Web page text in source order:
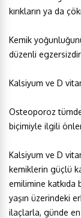
kırıkların ya da
Kemik
düzenli
Kalsiyum ve D
Osteoporoz
biçimiyle ilgili
Kalsiyum ve D
kemiklerin güçlü
emilimine katkıda
yaşın üzerindeki
ilaçlarla, günde